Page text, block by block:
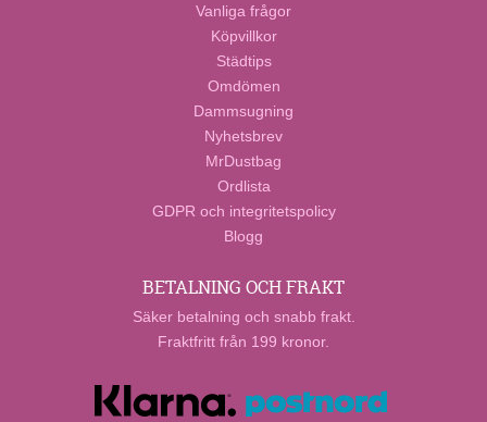
Vanliga frågor
Köpvillkor
Städtips
Omdömen
Dammsugning
Nyhetsbrev
MrDustbag
Ordlista
GDPR och integritetspolicy
Blogg
BETALNING OCH FRAKT
Säker betalning och snabb frakt.
Fraktfritt från 199 kronor.